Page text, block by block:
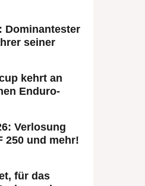
Dominantester
seiner
kehrt an
Enduro-
Verlosung
250 und mehr!
für das